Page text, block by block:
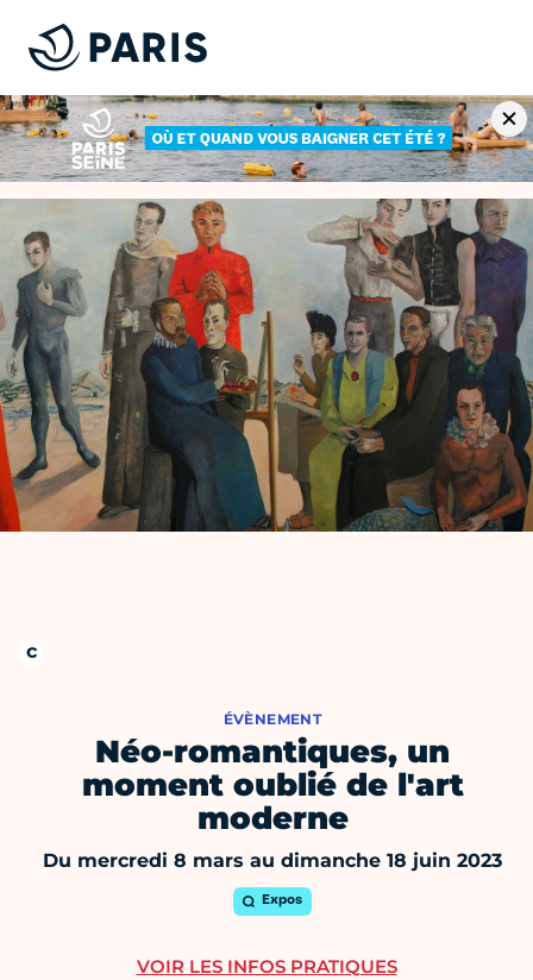
ÉVÈNEMENT
Néo-romantiques, un
moment oublié de l'art
moderne
Du mercredi 8 mars au dimanche 18 juin 2023
Expos
VOIR LES INFOS PRATIQUES